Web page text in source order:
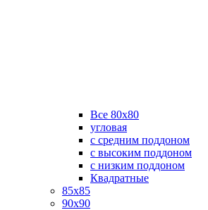
Все 80х80
угловая
с средним поддоном
с высоким поддоном
с низким поддоном
Квадратные
85х85
90х90